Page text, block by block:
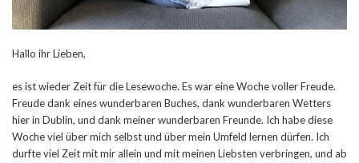
Hallo ihr Lieben,
es ist wieder Zeit für die Lesewoche. Es war eine Woche voller Freude.
Freude dank eines wunderbaren Buches, dank wunderbaren Wetters
hier in Dublin, und dank meiner wunderbaren Freunde. Ich habe diese
Woche viel über mich selbst und über mein Umfeld lernen dürfen. Ich
durfte viel Zeit mit mir allein und mit meinen Liebsten verbringen, und ab